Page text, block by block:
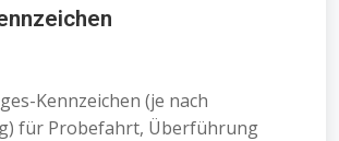
Kennzeichen (je nach
für Probefahrt, Überführung